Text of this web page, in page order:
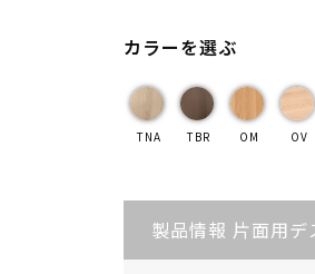
カラーを選ぶ
TNA TBR OM OV
製品情報 片面用デ